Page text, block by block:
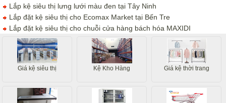
Lắp kệ siêu thị lưng lưới màu đen tại Tây Ninh
Lắp đặt kệ siêu thị cho Ecomax Market tại Bến Tre
Lắp đặt kệ siêu thị cho chuỗi cửa hàng bách hóa MAXIDI
Giá kệ siêu thị Kệ Kho Hàng Giá kệ thời trang